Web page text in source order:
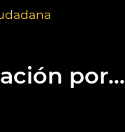
por...